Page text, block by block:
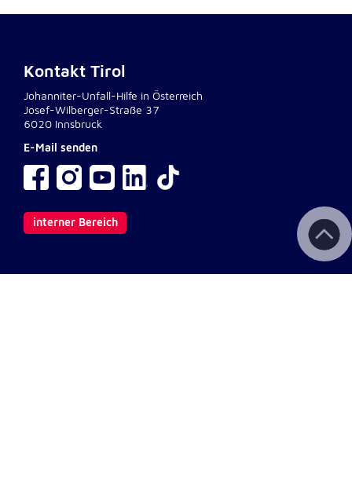
Kontakt Tirol
Johanniter-Unfall-Hilfe in Österreich
Josef-Wilberger-Straße 37
6020 Innsbruck
E-Mail senden
interner Bereich